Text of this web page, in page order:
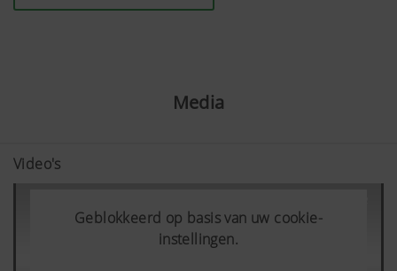
Media
Video's
Geblokkeerd op basis van uw cookie-
instellingen.